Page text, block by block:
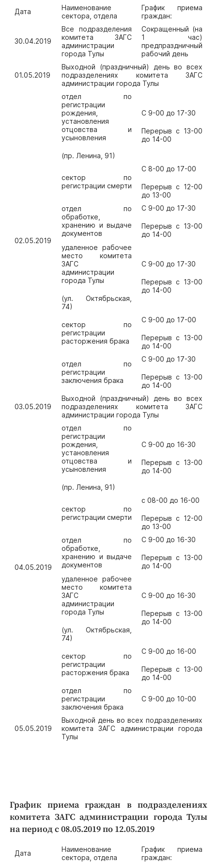
Дата
Наименование
сектора, отдела
График приема
граждан:
30.04.2019
Все подразделения
комитета ЗАГС
администрации
города Тулы
Сокращенный (на
1 час)
предпраздничный
рабочий день
01.05.2019
Выходной (праздничный) день во всех
подразделениях комитета ЗАГС
администрации города Тулы
02.05.2019
отдел по
регистрации
рождения,
установления
отцовства и
усыновления
(пр. Ленина, 91)
С 9-00 до 17-30
Перерыв с 13-00
до 14-00
сектор по
регистрации смерти
С 8-00 до 17-00
Перерыв с 12-00
до 13-00
отдел по
обработке,
хранению и выдаче
документов
С 9-00 до 17-30
Перерыв с 13-00
до 14-00
удаленное рабочее
место комитета
ЗАГС
администрации
города Тулы
(ул. Октябрьская,
74)
С 9-00 до 17-30
Перерыв с 13-00
до 14-00
сектор по
регистрации
расторжения брака
С 9-00 до 17-00
Перерыв с 13-00
до 14-00
отдел по
регистрации
заключения брака
С 9-00 до 17-30
Перерыв с 13-00
до 14-00
03.05.2019
Выходной (праздничный) день во всех
подразделениях комитета ЗАГС
администрации города Тулы
04.05.2019
отдел по
регистрации
рождения,
установления
отцовства и
усыновления
(пр. Ленина, 91)
С 9-00 до 16-30
Перерыв с 13-00
до 14-00
сектор по
регистрации смерти
с 08-00 до 16-00
Перерыв с 12-00
до 13-00
отдел по
обработке,
хранению и выдаче
документов
С 9-00 до 16-30
Перерыв с 13-00
до 14-00
удаленное рабочее
место комитета
ЗАГС
администрации
города Тулы
(ул. Октябрьская,
74)
С 9-00 до 16-30
Перерыв с 13-00
до 14-00
сектор по
регистрации
расторжения брака
С 9-00 до 16-00
Перерыв с 13-00
до 14-00
отдел по
регистрации
заключения брака
С 9-00 до 10-00
05.05.2019
Выходной день во всех подразделениях
комитета ЗАГС администрации города
Тулы
График приема граждан в подразделениях
комитета ЗАГС администрации города Тулы
на период с 08.05.2019 по 12.05.2019
Дата
Наименование
сектора, отдела
График приема
граждан: